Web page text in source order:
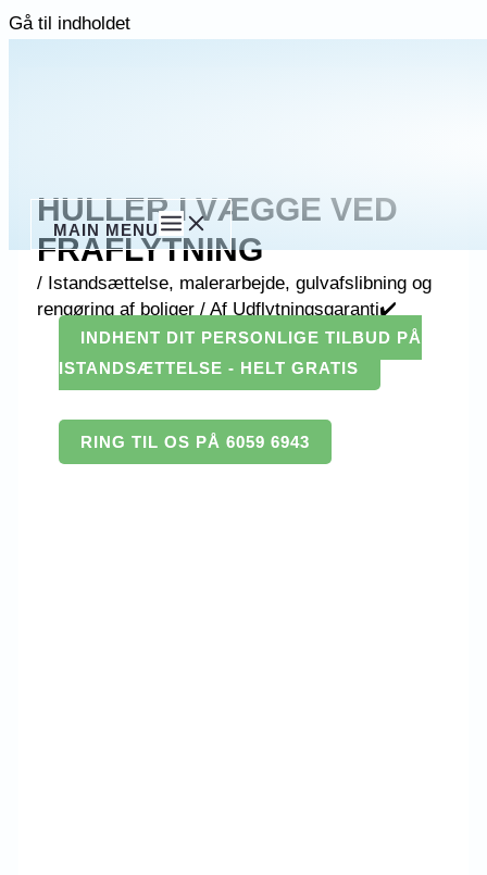
Gå til indholdet
MAIN MENU
HULLER I VÆGGE VED
FRAFLYTNING
/ Istandsættelse, malerarbejde, gulvafslibning og
rengøring af boliger / Af Udflytningsgaranti✔️
INDHENT DIT PERSONLIGE TILBUD PÅ
ISTANDSÆTTELSE - HELT GRATIS
RING TIL OS PÅ 6059 6943